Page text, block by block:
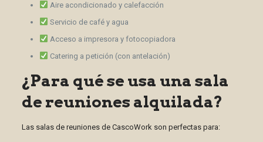
Aire acondicionado y calefacción
Servicio de café y agua
Acceso a impresora y fotocopiadora
Catering a petición (con antelación)
¿Para qué se usa una sala
de reuniones alquilada?
Las salas de reuniones de CascoWork son perfectas para: